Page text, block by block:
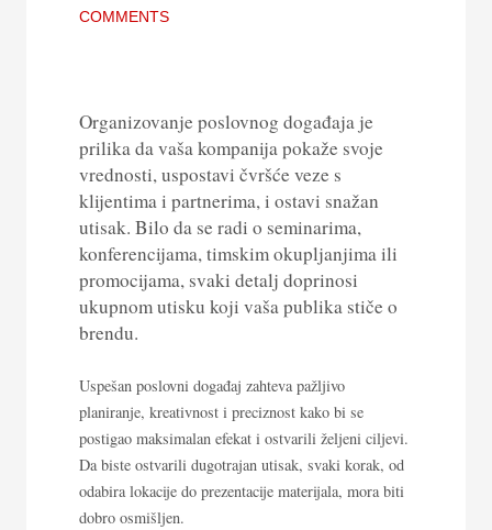
COMMENTS
Organizovanje poslovnog događaja je
prilika da vaša kompanija pokaže svoje
vrednosti, uspostavi čvršće veze s
klijentima i partnerima, i ostavi snažan
utisak. Bilo da se radi o seminarima,
konferencijama, timskim okupljanjima ili
promocijama, svaki detalj doprinosi
ukupnom utisku koji vaša publika stiče o
brendu.
Uspešan poslovni događaj zahteva pažljivo
planiranje, kreativnost i preciznost kako bi se
postigao maksimalan efekat i ostvarili željeni ciljevi.
Da biste ostvarili dugotrajan utisak, svaki korak, od
odabira lokacije do prezentacije materijala, mora biti
dobro osmišljen.